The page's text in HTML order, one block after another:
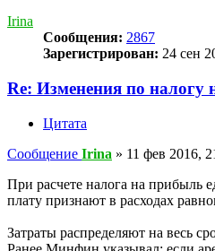
Irina
Сообщения: 2867
Зарегистрирован: 24 сен
Re: Изменения по налогу
Цитата
Сообщение Irina » 11 фев 2016,
При расчете налога на прибыль
плату признают в расходах
Затраты распределяют на весь